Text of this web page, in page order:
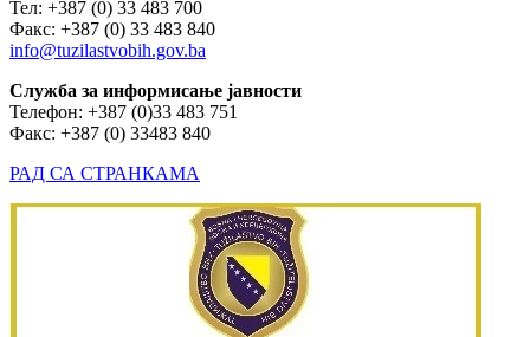
Тел: +387 (0) 33 483 700
Факс: +387 (0) 33 483 840
info@tuzilastvobih.gov.ba
Служба за информисање јавности
Телефон: +387 (0)33 483 751
Факс: +387 (0) 33483 840
РАД СА СТРАНКАМА